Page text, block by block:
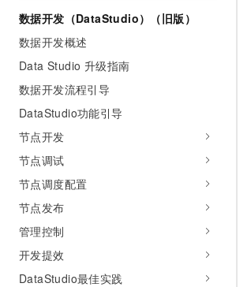
数据开发（DataStudio）（旧版）
数据开发概述
Data Studio 升级指南
数据开发流程引导
DataStudio功能引导
节点开发
节点调试
节点调度配置
节点发布
管理控制
开发提效
DataStudio最佳实践